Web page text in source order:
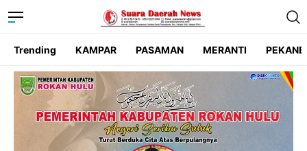
Trending KAMPAR PASAMAN MERANTI